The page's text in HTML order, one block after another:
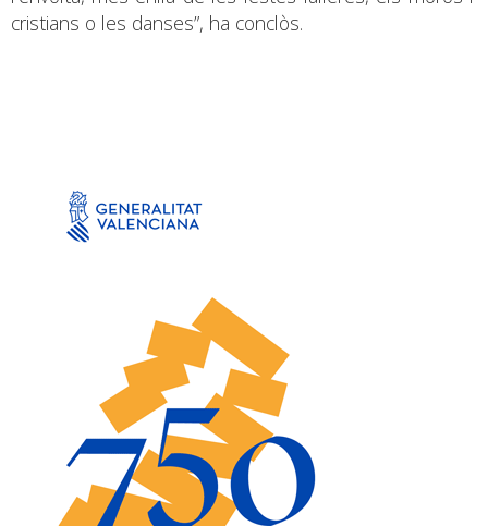
cristians o les danses”, ha conclòs.